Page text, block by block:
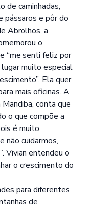
de caminhadas,
pássaros e pôr do
Abrolhos, a
o
“me senti feliz por
muito especial
Ela quer
mais oficinas. A
conta que
o que compõe a
é muito
não cuidarmos,
Vivian entendeu o
o crescimento do
para diferentes
de